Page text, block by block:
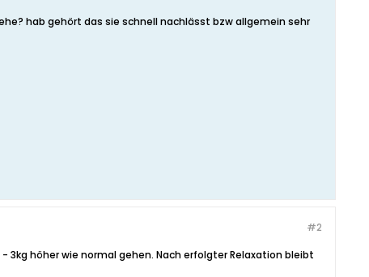
hab gehört das sie schnell nachlässt bzw allgemein sehr
#2
3kg höher wie normal gehen. Nach erfolgter Relaxation bleibt